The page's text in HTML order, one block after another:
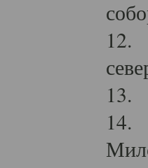
12.
13.
14.